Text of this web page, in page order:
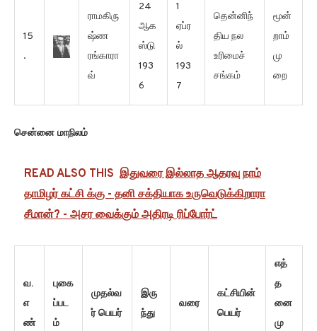
15
.
ராமகிரு
ஷ்ண
ரங்காரா
வ்
24
ஆக
ஸ்டு
193
6
1
ஏப்ர
ல்
193
7
தென்னிந்
திய நல
உரிமைச்
சங்கம்
மூன்
றாம்
மு
றை
சென்னை மாநிலம்
READ ALSO THIS இதுவரை இல்லாத ஆதரவு நாம்
தாமிழர் கட்சி க்கு - தனி சக்தியாக உருவெடுக்கிறாரா
சீமான்? - அசர வைக்கும் அதிரடி ரிப்போர்ட்
வ.
எ
ண்
புகை
ப்பட
ம்
முதல்வ
ர் பெயர்
இரு
ந்து
வரை
கட்சியின்
பெயர்
எத்
த
னை
மு